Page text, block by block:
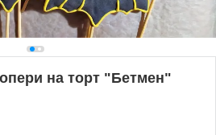
на торт "Бетмен"